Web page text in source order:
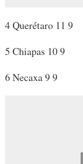
4 Querétaro 11 9
5 Chiapas 10 9
6 Necaxa 9 9